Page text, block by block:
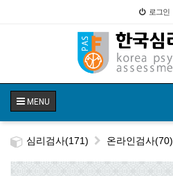
로그인
MENU
심리검사(171) 온라인검사(70)